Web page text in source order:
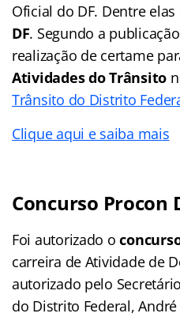
Oficial do DF. Dentre elas
DF. Segundo a
realização de certame
Atividades do Trânsito
Trânsito do Distrito
Clique aqui e saiba mais
Concurso Procon
Foi autorizado o
carreira de Atividade de
autorizado pelo
do Distrito Federal,